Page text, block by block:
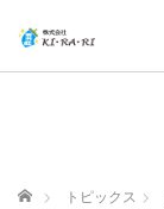
ホーム トピックス